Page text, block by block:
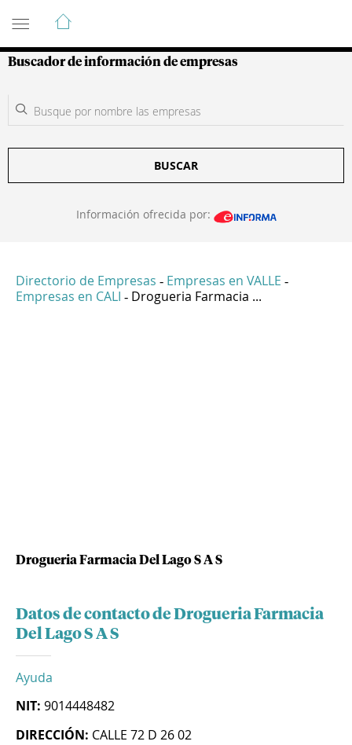
Guía de Empresas Colombianas
Buscador de información de empresas
BUSCAR
Información ofrecida por:
Directorio de Empresas - Empresas en VALLE -
Empresas en CALI - Drogueria Farmacia ...
Drogueria Farmacia Del Lago S A S
Datos de contacto de Drogueria Farmacia
Del Lago S A S
Ayuda
NIT: 9014448482
DIRECCIÓN: CALLE 72 D 26 02